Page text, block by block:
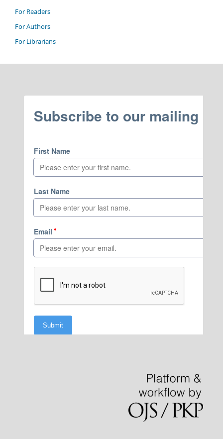
For Readers
For Authors
For Librarians